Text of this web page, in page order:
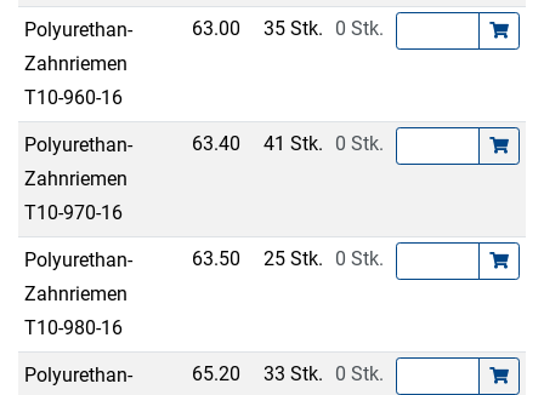
Polyurethan-
Zahnriemen
T10-960-16
63.00 35 Stk. 0 Stk.
Polyurethan-
Zahnriemen
T10-970-16
63.40 41 Stk. 0 Stk.
Polyurethan-
Zahnriemen
T10-980-16
63.50 25 Stk. 0 Stk.
Polyurethan-
65.20 33 Stk. 0 Stk.